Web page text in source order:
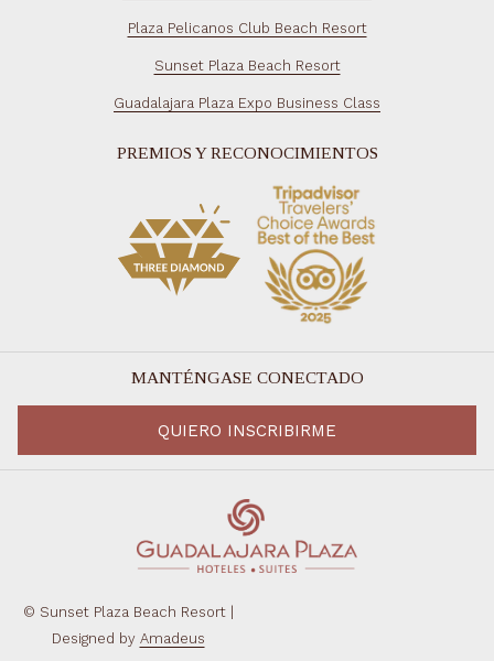
Plaza Pelicanos Club Beach Resort
Sunset Plaza Beach Resort
Guadalajara Plaza Expo Business Class
PREMIOS Y RECONOCIMIENTOS
MANTÉNGASE CONECTADO
QUIERO INSCRIBIRME
© Sunset Plaza Beach Resort |
Designed by Amadeus